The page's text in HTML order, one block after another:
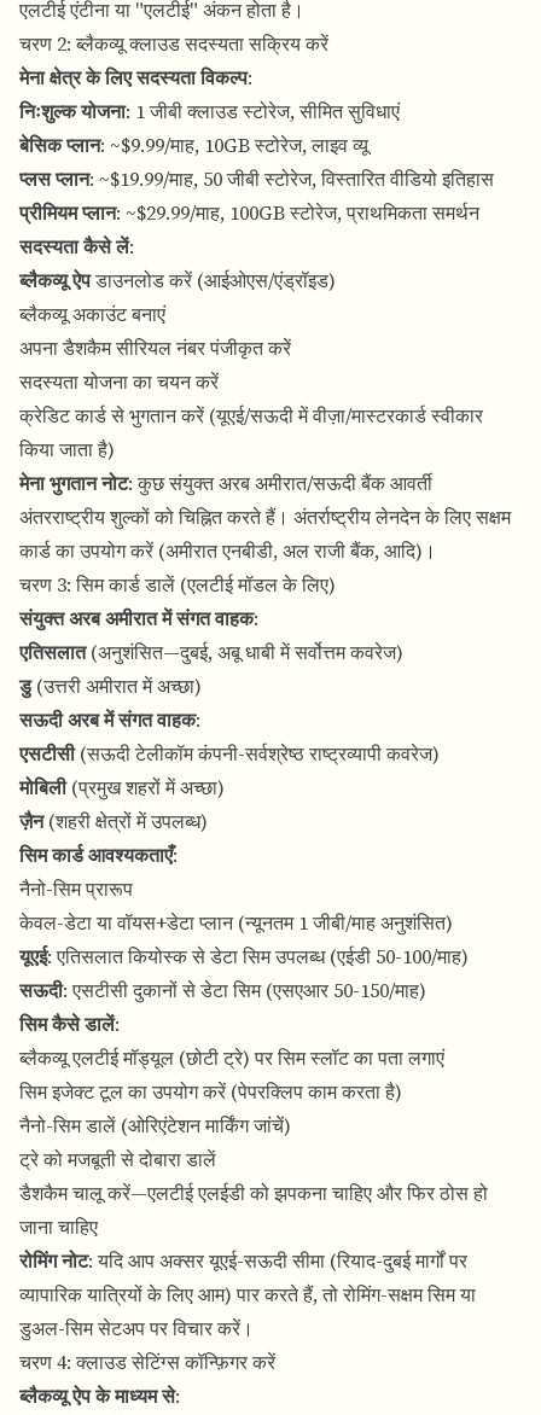
एलटीई एंटीना या "एलटीई" अंकन होता है।
चरण 2: ब्लैकव्यू क्लाउड सदस्यता सक्रिय करें
मेना क्षेत्र के लिए सदस्यता विकल्प:
निःशुल्क योजना: 1 जीबी क्लाउड स्टोरेज, सीमित सुविधाएं
बेसिक प्लान: ~$9.99/माह, 10GB स्टोरेज, लाइव व्यू
प्लस प्लान: ~$19.99/माह, 50 जीबी स्टोरेज, विस्तारित वीडियो इतिहास
प्रीमियम प्लान: ~$29.99/माह, 100GB स्टोरेज, प्राथमिकता समर्थन
सदस्यता कैसे लें:
ब्लैकव्यू ऐपडाउनलोड करें (आईओएस/एंड्रॉइड)
ब्लैकव्यू अकाउंट बनाएं
अपना डैशकैम सीरियल नंबर पंजीकृत करें
सदस्यता योजना का चयन करें
क्रेडिट कार्ड से भुगतान करें (यूएई/सऊदी में वीज़ा/मास्टरकार्ड स्वीकार
किया जाता है)
मेना भुगतान नोट: कुछ संयुक्त अरब अमीरात/सऊदी बैंक आवर्ती
अंतरराष्ट्रीय शुल्कों को चिह्नित करते हैं। अंतर्राष्ट्रीय लेनदेन के लिए सक्षम
कार्ड का उपयोग करें (अमीरात एनबीडी, अल राजी बैंक, आदि)।
चरण 3: सिम कार्ड डालें (एलटीई मॉडल के लिए)
संयुक्त अरब अमीरात में संगत वाहक:
एतिसलात(अनुशंसित—दुबई, अबू धाबी में सर्वोत्तम कवरेज)
डु(उत्तरी अमीरात में अच्छा)
सऊदी अरब में संगत वाहक:
एसटीसी(सऊदी टेलीकॉम कंपनी-सर्वश्रेष्ठ राष्ट्रव्यापी कवरेज)
मोबिली(प्रमुख शहरों में अच्छा)
ज़ैन(शहरी क्षेत्रों में उपलब्ध)
सिम कार्ड आवश्यकताएँ:
नैनो-सिम प्रारूप
केवल-डेटा या वॉयस+डेटा प्लान (न्यूनतम 1 जीबी/माह अनुशंसित)
यूएई: एतिसलात कियोस्क से डेटा सिम उपलब्ध (एईडी 50-100/माह)
सऊदी: एसटीसी दुकानों से डेटा सिम (एसएआर 50-150/माह)
सिम कैसे डालें:
ब्लैकव्यू एलटीई मॉड्यूल (छोटी ट्रे) पर सिम स्लॉट का पता लगाएं
सिम इजेक्ट टूल का उपयोग करें (पेपरक्लिप काम करता है)
नैनो-सिम डालें (ओरिएंटेशन मार्किंग जांचें)
ट्रे को मजबूती से दोबारा डालें
डैशकैम चालू करें—एलटीई एलईडी को झपकना चाहिए और फिर ठोस हो
जाना चाहिए
रोमिंग नोट: यदि आप अक्सर यूएई-सऊदी सीमा (रियाद-दुबई मार्गों पर
व्यापारिक यात्रियों के लिए आम) पार करते हैं, तो रोमिंग-सक्षम सिम या
डुअल-सिम सेटअप पर विचार करें।
चरण 4: क्लाउड सेटिंग्स कॉन्फ़िगर करें
ब्लैकव्यू ऐप के माध्यम से: